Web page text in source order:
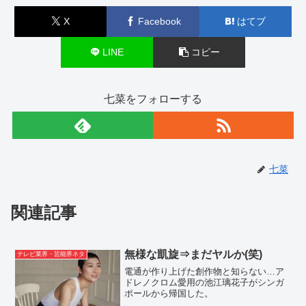
X Facebook はてブ
LINE コピー
七菜をフォローする
七菜
関連記事
テレビ業界・芸能界ネタ 無様な凱旋⇒まだヤルか(笑)
電通が作り上げた創作物と知らない…ア
ドレノクロム愛用の池江璃花子がシンガ
ポールから帰国した。